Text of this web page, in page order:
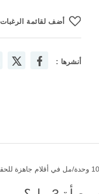
أضف لقائمة الرغبات
أنشرها :